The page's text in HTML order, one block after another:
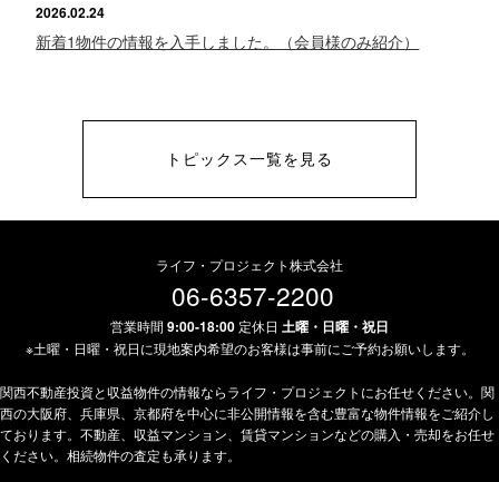
2026.02.24
新着1物件の情報を入手しました。（会員様のみ紹介）
トピックス一覧を見る
ライフ・プロジェクト株式会社
06-6357-2200
営業時間 9:00-18:00 定休日 土曜・日曜・祝日
※土曜・日曜・祝日に現地案内希望のお客様は事前にご予約お願いします。
関西不動産投資と収益物件の情報ならライフ・プロジェクトにお任せください。関
西の大阪府、兵庫県、京都府を中心に非公開情報を含む豊富な物件情報をご紹介し
ております。不動産、収益マンション、賃貸マンションなどの購入・売却をお任せ
ください。相続物件の査定も承ります。